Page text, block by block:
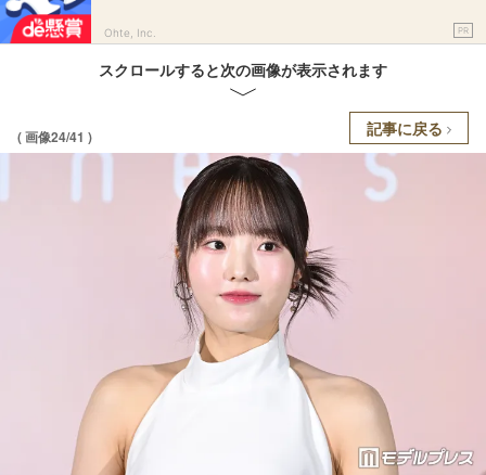
Ohte, Inc. PR
スクロールすると次の画像が表示されます
( 画像24/41 ) 記事に戻る